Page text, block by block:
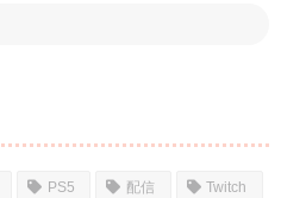
PS5 配信 Twitch